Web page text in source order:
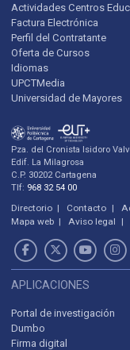
Actividades Centros
Factura Electrónica
Perfil del Contratante
Oferta de Cursos
Idiomas
UPCTMedia
Universidad de Mayores
Pza. del Cronista Isidoro
Edif. La Milagrosa
C.P. 30202 Cartagena
Tlf: 968 32 54 00
Directorio Contacto
Mapa web
Aviso legal
APLICACIONES
Portal de investigación
Dumbo
Firma digital